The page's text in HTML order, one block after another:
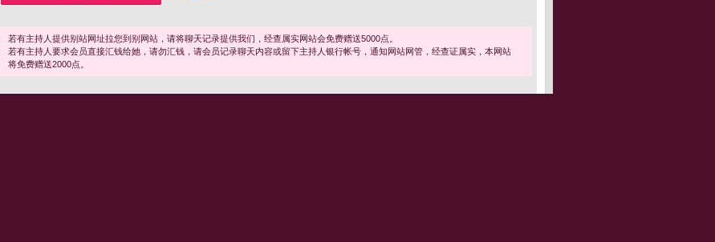
若有主持人提供别站网址拉您到别网站，请将聊天记录提供我们，经查属实网站会免费赠送5000点。
若有主持人要求会员直接汇钱给她，请勿汇钱，请会员记录聊天内容或留下主持人银行帐号，通知网站网管，经查证属实，本网站
将免费赠送2000点。